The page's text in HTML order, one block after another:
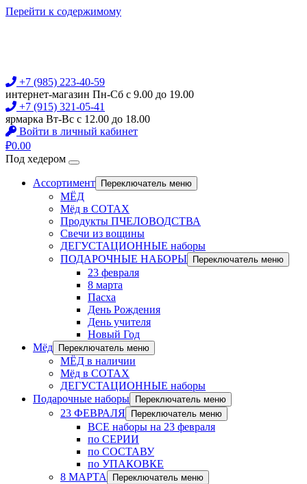
Перейти к содержимому
+7 (985) 223-40-59
интернет-магазин Пн-Сб с 9.00 до 19.00
+7 (915) 321-05-41
ярмарка Вт-Вс с 12.00 до 18.00
Войти в личный кабинет
₽0.00
Под хедером
Ассортимент Переключатель меню
МЁД
Мёд в СОТАХ
Продукты ПЧЕЛОВОДСТВА
Свечи из вощины
ДЕГУСТАЦИОННЫЕ наборы
ПОДАРОЧНЫЕ НАБОРЫ
Переключатель меню
23 февраля
8 марта
Пасха
День Рождения
День учителя
Новый Год
Мёд
Переключатель меню
МЁД в наличии
Мёд в СОТАХ
ДЕГУСТАЦИОННЫЕ наборы
Подарочные наборы
Переключатель меню
23 ФЕВРАЛЯ Переключатель меню
ВСЕ наборы на 23 февраля
по СЕРИИ
по СОСТАВУ
по УПАКОВКЕ
8 МАРТА
Переключатель меню